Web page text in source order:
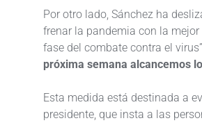
Por otro lado, Sánchez ha
frenar la pandemia con la
fase del combate contra el
próxima semana alcancemos
Esta medida está destinada a
presidente, que insta a las